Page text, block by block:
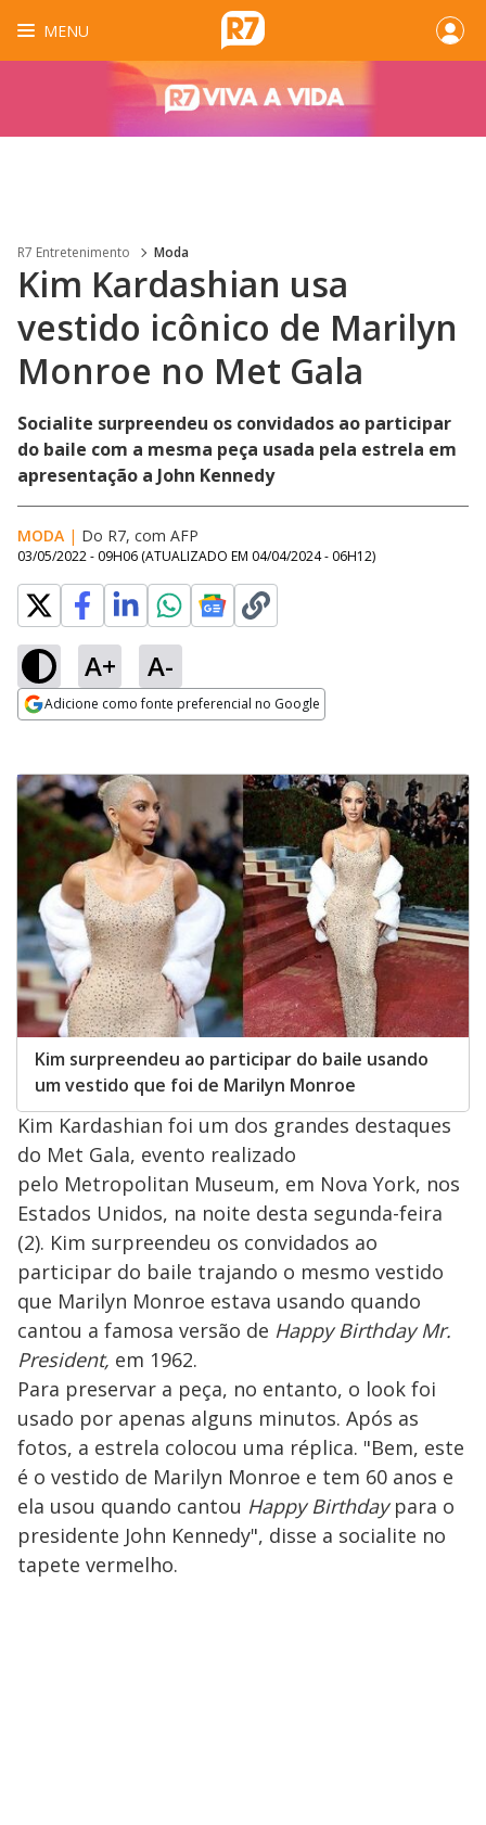
MENU
R7 Entretenimento Moda
Kim Kardashian usa
vestido icônico de Marilyn
Monroe no Met Gala
Socialite surpreendeu os convidados ao participar
do baile com a mesma peça usada pela estrela em
apresentação a John Kennedy
MODA | Do R7, com AFP
03/05/2022 - 09H06 (ATUALIZADO EM 04/04/2024 - 06H12)
A+ A-
Adicione como fonte preferencial no Google
Kim surpreendeu ao participar do baile usando
um vestido que foi de Marilyn Monroe
Kim Kardashian foi um dos grandes destaques
do Met Gala, evento realizado
pelo Metropolitan Museum, em Nova York, nos
Estados Unidos, na noite desta segunda-feira
(2). Kim surpreendeu os convidados ao
participar do baile trajando o mesmo vestido
que Marilyn Monroe estava usando quando
cantou a famosa versão de Happy Birthday Mr.
President, em 1962.
Para preservar a peça, no entanto, o look foi
usado por apenas alguns minutos. Após as
fotos, a estrela colocou uma réplica. "Bem, este
é o vestido de Marilyn Monroe e tem 60 anos e
ela usou quando cantou Happy Birthdaypara o
presidente John Kennedy", disse a socialite no
tapete vermelho.